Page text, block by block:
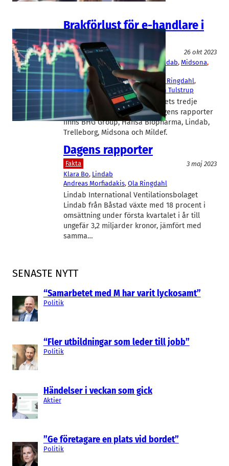
SENASTE NYTT
“Samarbetet med M har varit lyckosamt”
Politik
“Fler utbildningar som leder till jobb”
Politik
Händelser i veckan som gick
Aktier
”Ge företagare en plats vid bordet”
Politik
Brakförlust för e-handlare i
dagens rapportflod
Fakta
26 okt 2023
BHG Group , Hansa Biopharma, Lindab, Midsona
MilDef , Trelleborg
David Ljunggren
Gustaf Öhrn Ola Ringdahl
Peter Åsberg, Peter Nilsson Søren Tulstrup
Börsbolagens rapporter för årets tredje
kvartal strömmar in. Bland dagens rapporter
finns BHG Group, Hansa Biopharma, Lindab,
Trelleborg, Midsona och Mildef.
Dagens rapporter
Fakta
3 maj 2023
Klara Bo, Lindab
Andreas Morfiadakis, Ola Ringdahl
Lindab International Ventilationsbolaget
Lindab från Båstad växte med 18 procent i
omsättning under första kvartalet i år till
ungefär 3,2 miljarder kronor, jämfört med
samma…